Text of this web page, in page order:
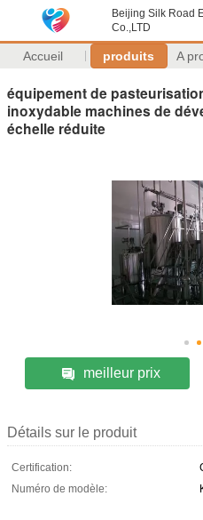
Beijing Silk Road
Co.,LTD
Accueil produits A
équipement de
inoxydable machines de
échelle réduite
meilleur prix
Détails sur le produit
Certification:
Numéro de modèle: